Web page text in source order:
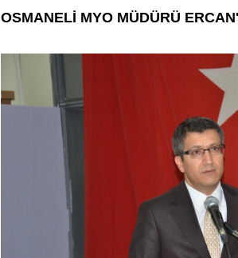
OSMANELİ MYO MÜDÜRÜ